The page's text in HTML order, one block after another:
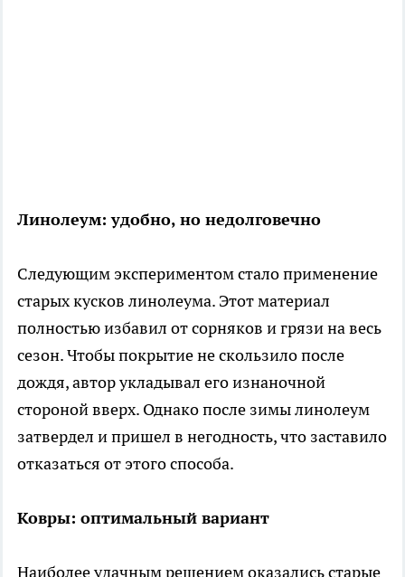
Линолеум: удобно, но недолговечно
Следующим экспериментом стало применение
старых кусков линолеума. Этот материал
полностью избавил от сорняков и грязи на весь
сезон. Чтобы покрытие не скользило после
дождя, автор укладывал его изнаночной
стороной вверх. Однако после зимы линолеум
затвердел и пришел в негодность, что заставило
отказаться от этого способа.
Ковры: оптимальный вариант
Наиболее удачным решением оказались старые